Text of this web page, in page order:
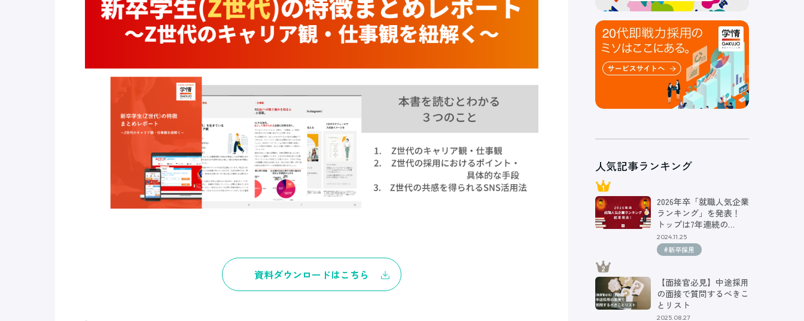
資料ダウンロードはこちら
人気記事ランキング
2026年卒「就職人気企業
ランキング」を発表！
トップは7年連続の…
2024.11.25
#新卒採用
【面接官必見】中途採用
の面接で質問するべきこ
とリスト
2025.08.27